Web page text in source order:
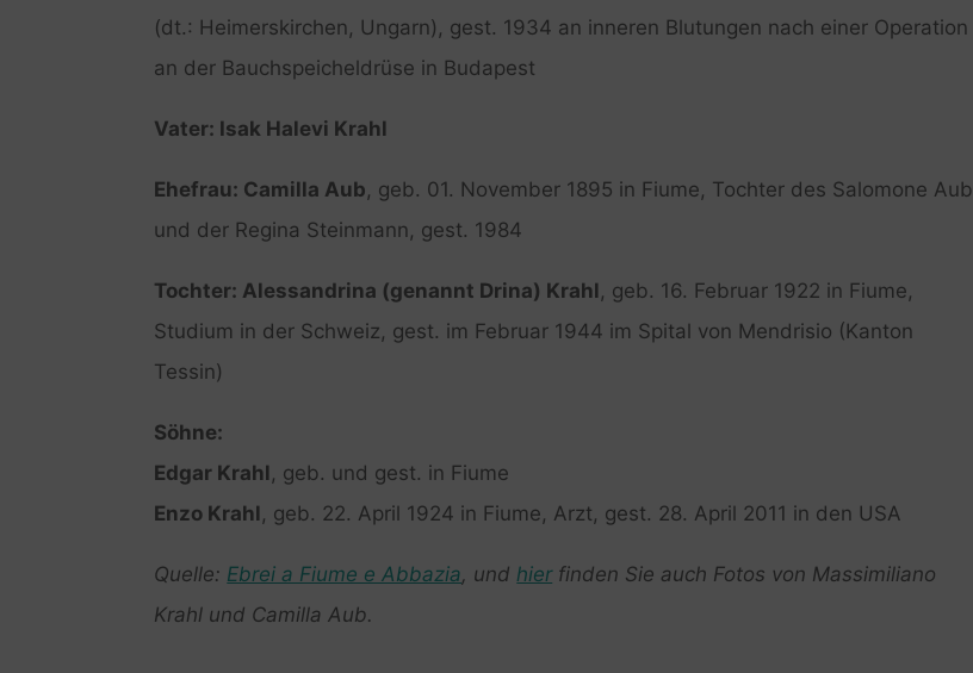
(dt.: Heimerskirchen, Ungarn), gest. 1934 an inneren Blutungen nach einer Operation
an der Bauchspeicheldrüse in Budapest
Vater: Isak Halevi Krahl
Ehefrau: Camilla Aub, geb. 01. November 1895 in Fiume, Tochter des Salomone Aub
und der Regina Steinmann, gest. 1984
Tochter: Alessandrina (genannt Drina) Krahl, geb. 16. Februar 1922 in Fiume,
Studium in der Schweiz, gest. im Februar 1944 im Spital von Mendrisio (Kanton
Tessin)
Söhne:
Edgar Krahl, geb. und gest. in Fiume
Enzo Krahl, geb. 22. April 1924 in Fiume, Arzt, gest. 28. April 2011 in den USA
Quelle: Ebrei a Fiume e Abbazia, und hierfinden Sie auch Fotos von Massimiliano
Krahl und Camilla Aub.